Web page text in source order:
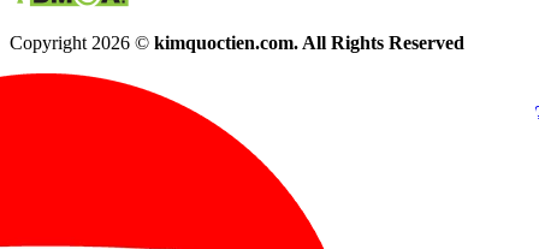
Copyright 2026 © kimquoctien.com. All Rights Reserved
(8h00 - 21h30)
(8h00 -